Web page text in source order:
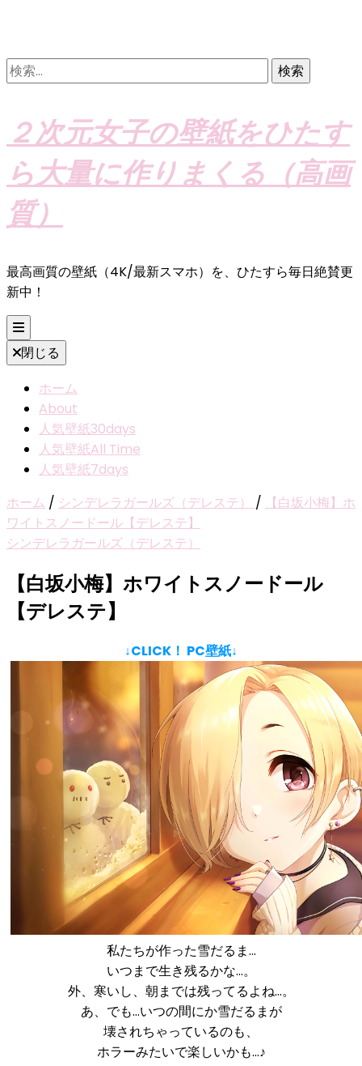
検
索:
２次元女子の壁紙をひたす
ら大量に作りまくる（高画
質）
最高画質の壁紙（4K/最新スマホ）を、ひたすら毎日絶賛更
新中！
閉じる
ホーム
About
人気壁紙30days
人気壁紙All Time
人気壁紙7days
ホーム / シンデレラガールズ（デレステ） /
【白坂小梅】ホ
ワイトスノードール【デレステ】
シンデレラガールズ（デレステ）
【白坂小梅】ホワイトスノードール
【デレステ】
↓CLICK！ PC壁紙↓
私たちが作った雪だるま…
いつまで生き残るかな…。
外、寒いし、朝までは残ってるよね…。
あ、でも…いつの間にか雪だるまが
壊されちゃっているのも、
ホラーみたいで楽しいかも…♪